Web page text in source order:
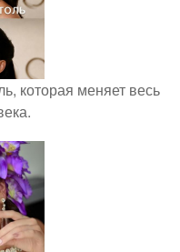
которая меняет весь